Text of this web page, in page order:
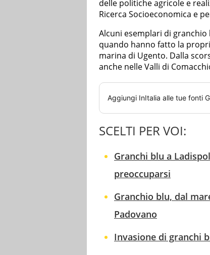
delle politiche agricole e
Ricerca Socioeconomica e
Alcuni esemplari di
quando hanno fatto la
marina di Ugento. Dalla
anche nelle Valli di
Aggiungi InItalia alle tue fonti
SCELTI PER VOI:
Granchi blu a
preoccuparsi
Granchio blu, dal
Padovano
Invasione di granchi